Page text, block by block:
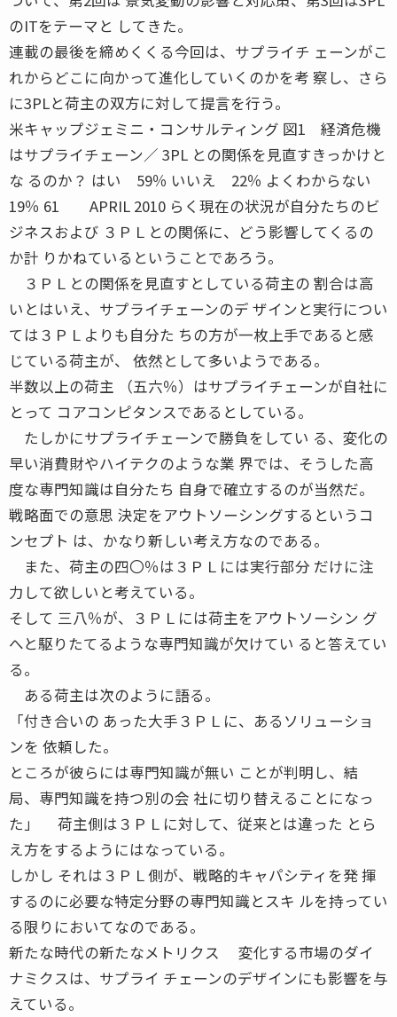
のITをテーマと してきた。
連載の最後を締めくくる今回は、サプライチ ェーンがこ
れからどこに向かって進化していくのかを考 察し、さら
に3PLと荷主の双方に対して提言を行う。
米キャップジェミニ・コンサルティング 図1 経済危機
はサプライチェーン／ 3PL との関係を見直すきっかけと
な るのか？ はい 59％ いいえ 22％ よくわからない
19％ 61 APRIL 2010 らく現在の状況が自分たちのビ
ジネスおよび ３ＰＬとの関係に、どう影響してくるの
か計 りかねているということであろう。
３ＰＬとの関係を見直すとしている荷主の 割合は高
いとはいえ、サプライチェーンのデ ザインと実行につい
ては３ＰＬよりも自分た ちの方が一枚上手であると感
じている荷主が、 依然として多いようである。
半数以上の荷主 （五六％）はサプライチェーンが自社に
とって コアコンピタンスであるとしている。
たしかにサプライチェーンで勝負をしてい る、変化の
早い消費財やハイテクのような業 界では、そうした高
度な専門知識は自分たち 自身で確立するのが当然だ。
戦略面での意思 決定をアウトソーシングするというコ
ンセプト は、かなり新しい考え方なのである。
また、荷主の四〇％は３ＰＬには実行部分 だけに注
力して欲しいと考えている。
そして 三八％が、３ＰＬには荷主をアウトソーシン グ
へと駆りたてるような専門知識が欠けてい ると答えてい
る。
ある荷主は次のように語る。
「付き合いの あった大手３ＰＬに、あるソリューショ
ンを 依頼した。
ところが彼らには専門知識が無い ことが判明し、結
局、専門知識を持つ別の会 社に切り替えることになっ
た」 荷主側は３ＰＬに対して、従来とは違った とら
え方をするようにはなっている。
しかし それは３ＰＬ側が、戦略的キャパシティを発 揮
するのに必要な特定分野の専門知識とスキ ルを持ってい
る限りにおいてなのである。
新たな時代の新たなメトリクス 変化する市場のダイ
ナミクスは、サプライ チェーンのデザインにも影響を与
えている。